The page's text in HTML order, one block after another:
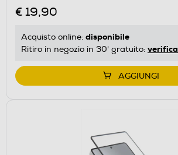
€ 19,90
Acquisto online: disponibile
Ritiro in negozio in 30' gratuito: verifica
AGGIUNGI